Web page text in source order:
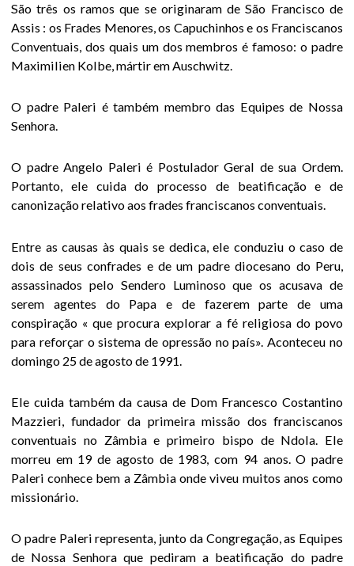
Oração pela
canonização
Um homem
Deus
Henri Caffarel –
O colóquio de
2010
O colóquio de
2017
Documentos
áudio
Videos
Bibliografia
Escritos sobre o
Padre Caffarel
São três os ramos que se originaram de São Francisco de
Assis : os Frades Menores, os Capuchinhos e os Franciscanos
Conventuais, dos quais um dos membros é famoso: o padre
Maximilien Kolbe, mártir em Auschwitz.
O padre Paleri é também membro das Equipes de Nossa
Senhora.
O padre Angelo Paleri é Postulador Geral de sua Ordem.
Portanto, ele cuida do processo de beatificação e de
canonização relativo aos frades franciscanos conventuais.
Entre as causas às quais se dedica, ele conduziu o caso de
dois de seus confrades e de um padre diocesano do Peru,
assassinados pelo Sendero Luminoso que os acusava de
serem agentes do Papa e de fazerem parte de uma
conspiração « que procura explorar a fé religiosa do povo
para reforçar o sistema de opressão no país». Aconteceu no
domingo 25 de agosto de 1991.
Ele cuida também da causa de Dom Francesco Costantino
Mazzieri, fundador da primeira missão dos franciscanos
conventuais no Zâmbia e primeiro bispo de Ndola. Ele
morreu em 19 de agosto de 1983, com 94 anos. O padre
Paleri conhece bem a Zâmbia onde viveu muitos anos como
missionário.
O padre Paleri representa, junto da Congregação, as Equipes
de Nossa Senhora que pediram a beatificação do padre